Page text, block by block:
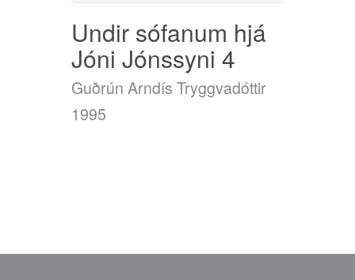
Undir sófanum hjá
Jóni Jónssyni 4
Guðrún Arndís Tryggvadóttir
1995